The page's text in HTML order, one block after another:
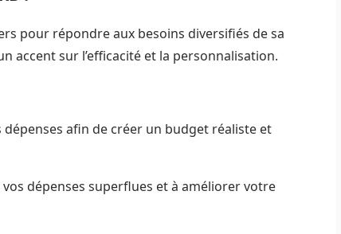
pour répondre aux besoins diversifiés de sa
accent sur l’efficacité et la personnalisation.
dépenses afin de créer un budget réaliste et
dépenses superflues et à améliorer votre